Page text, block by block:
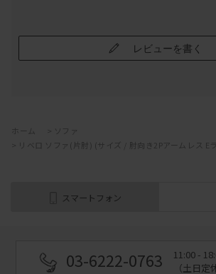
レビューを書く
ホーム
ソファ
リベロ ソファ(片肘) (サイズ / 肘向き2Pアームレス E
スマートフォン
03-6222-0763
11:00 -
（土日定